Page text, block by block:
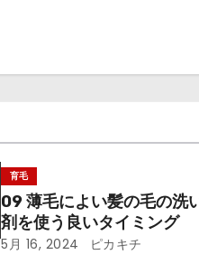
育毛
09 薄毛によい髪の毛の洗
剤を使う良いタイミング
5月 16, 2024 ピカキチ